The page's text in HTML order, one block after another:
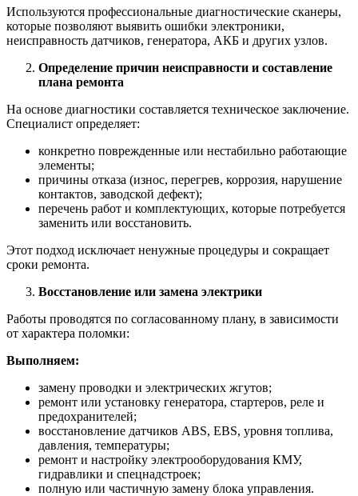
Используются профессиональные диагностические сканеры,
которые позволяют выявить ошибки электроники,
неисправность датчиков, генератора, АКБ и других узлов.
Определение причин неисправности и составление
плана ремонта
На основе диагностики составляется техническое заключение.
Специалист определяет:
конкретно поврежденные или нестабильно работающие
элементы;
причины отказа (износ, перегрев, коррозия, нарушение
контактов, заводской дефект);
перечень работ и комплектующих, которые потребуется
заменить или восстановить.
Этот подход исключает ненужные процедуры и сокращает
сроки ремонта.
Восстановление или замена электрики
Работы проводятся по согласованному плану, в зависимости
от характера поломки:
Выполняем:
замену проводки и электрических жгутов;
ремонт или установку генератора, стартеров, реле и
предохранителей;
восстановление датчиков ABS, EBS, уровня топлива,
давления, температуры;
ремонт и настройку электрооборудования КМУ,
гидравлики и спецнадстроек;
полную или частичную замену блока управления.